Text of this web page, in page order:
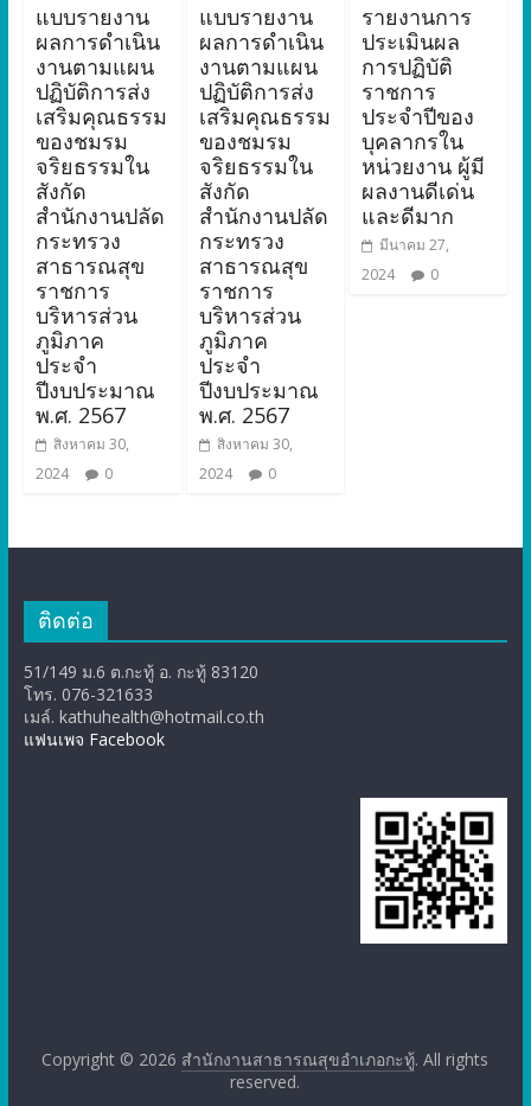
แบบรายงาน
ผลการดำเนิน
งานตามแผน
ปฏิบัติการส่ง
เสริมคุณธรรม
ของชมรม
จริยธรรมใน
สังกัด
สำนักงานปลัด
กระทรวง
สาธารณสุข
ราชการ
บริหารส่วน
ภูมิภาค
ประจำ
ปีงบประมาณ
พ.ศ. 2567
สิงหาคม 30,
2024
0
แบบรายงาน
ผลการดำเนิน
งานตามแผน
ปฏิบัติการส่ง
เสริมคุณธรรม
ของชมรม
จริยธรรมใน
สังกัด
สำนักงานปลัด
กระทรวง
สาธารณสุข
ราชการ
บริหารส่วน
ภูมิภาค
ประจำ
ปีงบประมาณ
พ.ศ. 2567
สิงหาคม 30,
2024
0
รายงานการ
ประเมินผล
การปฏิบัติ
ราชการ
ประจำปีของ
บุคลากรใน
หน่วยงาน ผู้มี
ผลงานดีเด่น
และดีมาก
มีนาคม 27,
2024
0
ติดต่อ
51/149 ม.6 ต.กะทู้ อ. กะทู้ 83120
โทร. 076-321633
เมล์. kathuhealth@hotmail.co.th
แฟนเพจ Facebook
Copyright © 2026 สำนักงานสาธารณสุขอำเภอกะทู้. All rights
reserved.